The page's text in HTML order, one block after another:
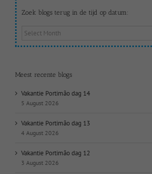
Zoek blogs terug in de tijd op datum:
Zoek
op
datum:
Meest recente blogs
Vakantie Portimão dag 14
5 August 2026
Vakantie Portimão dag 13
4 August 2026
Vakantie Portimão dag 12
3 August 2026